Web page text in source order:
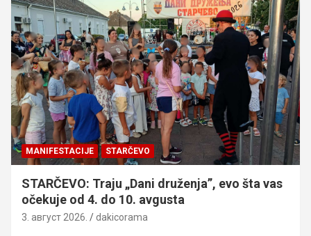
MANIFESTACIJE STARČEVO
STARČEVO: Traju „Dani druženja”, evo šta vas
očekuje od 4. do 10. avgusta
3. август 2026. dakicorama